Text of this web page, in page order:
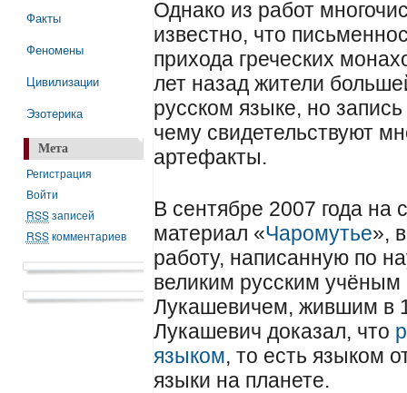
Факты
Феномены
Цивилизации
Эзотерика
Мета
Регистрация
Войти
RSSзаписей
RSSкомментариев
Однако из работ
известно, что
прихода греческих
лет назад жители
русском языке, но
чему свидетельствуют
артефакты.
В сентябре 2007 года на
материал «Чаромутье»,
работу, написанную по
великим русским
Лукашевичем, жившим в
Лукашевич доказал, что
языком, то есть языком
языки на планете.